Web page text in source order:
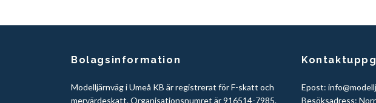
Bolagsinformation
Modelljärnväg i Umeå KB är registrerat för F-skatt och
mervärdeskatt. Organisationsnumret är 916514-7985.
Epost:
Besöksadress: